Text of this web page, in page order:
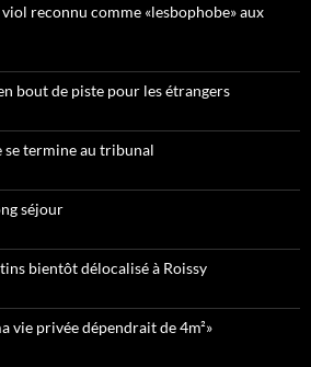
reconnu comme «lesbophobe» aux
bout de piste pour les étrangers
se termine au tribunal
séjour
bientôt délocalisé à Roissy
vie privée dépendrait de 4m²»